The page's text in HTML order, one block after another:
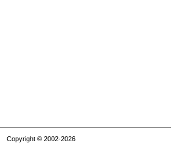
Copyright © 2002-2026